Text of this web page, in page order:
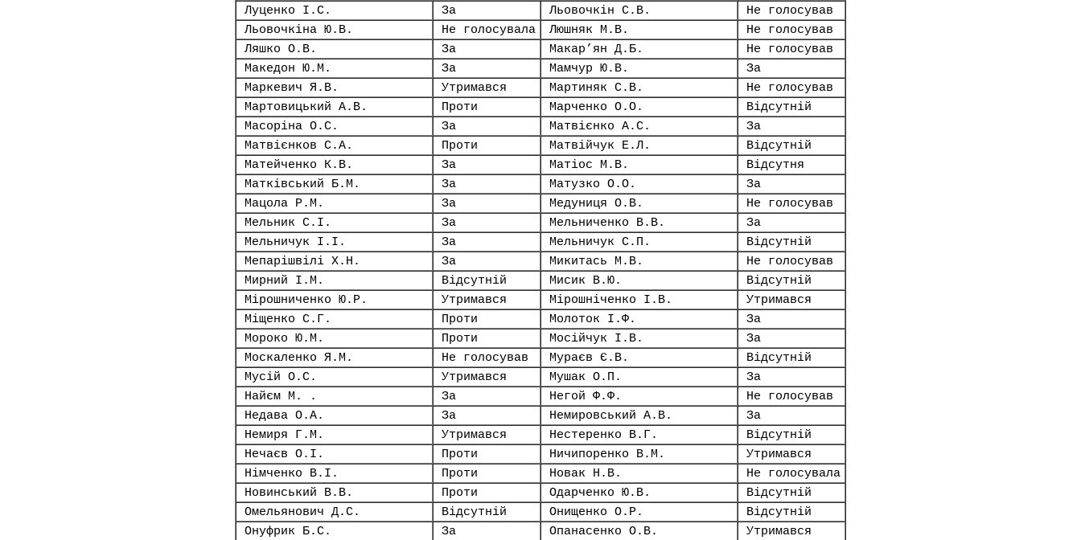
Луценко І.С.
За Льовочкін С.В.
Не голосував
Льовочкіна Ю.В.
Не голосувала Люшняк М.В.
Не голосував
Ляшко О.В.
За Макар’ян Д.Б.
Не голосував
Македон Ю.М.
За Мамчур Ю.В.
За
Маркевич Я.В.
Утримався Мартиняк С.В.
Не голосував
Мартовицький А.В.
Проти Марченко О.О.
Відсутній
Масоріна О.С.
За Матвієнко А.С.
За
Матвієнков С.А.
Проти Матвійчук Е.Л.
Відсутній
Матейченко К.В.
За Матіос М.В.
Відсутня
Матківський Б.М.
За Матузко О.О.
За
Мацола Р.М.
За Медуниця О.В.
Не голосував
Мельник С.І.
За Мельниченко В.В.
За
Мельничук І.І.
За Мельничук С.П.
Відсутній
Мепарішвілі Х.Н.
За Микитась М.В.
Не голосував
Мирний І.М.
Відсутній Мисик В.Ю.
Відсутній
Мірошниченко Ю.Р.
Утримався Мірошніченко І.В.
Утримався
Міщенко С.Г.
Проти Молоток І.Ф.
За
Мороко Ю.М.
Проти Мосійчук І.В.
За
Москаленко Я.М.
Не голосував Мураєв Є.В.
Відсутній
Мусій О.С.
Утримався Мушак О.П.
За
Найєм М. .
За Негой Ф.Ф.
Не голосував
Недава О.А.
За Немировський А.В.
За
Немиря Г.М.
Утримався Нестеренко В.Г.
Відсутній
Нечаєв О.І.
Проти Ничипоренко В.М.
Утримався
Німченко В.І.
Проти Новак Н.В.
Не голосувала
Новинський В.В.
Проти Одарченко Ю.В.
Відсутній
Омельянович Д.С.
Відсутній Онищенко О.Р.
Відсутній
Онуфрик Б.С.
За Опанасенко О.В. Утримався